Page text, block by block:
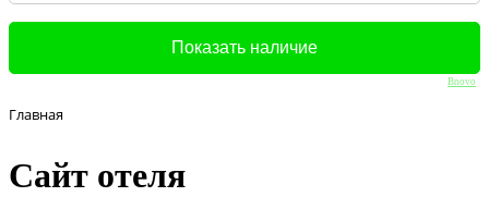
Bnovo
Главная
Сайт отеля